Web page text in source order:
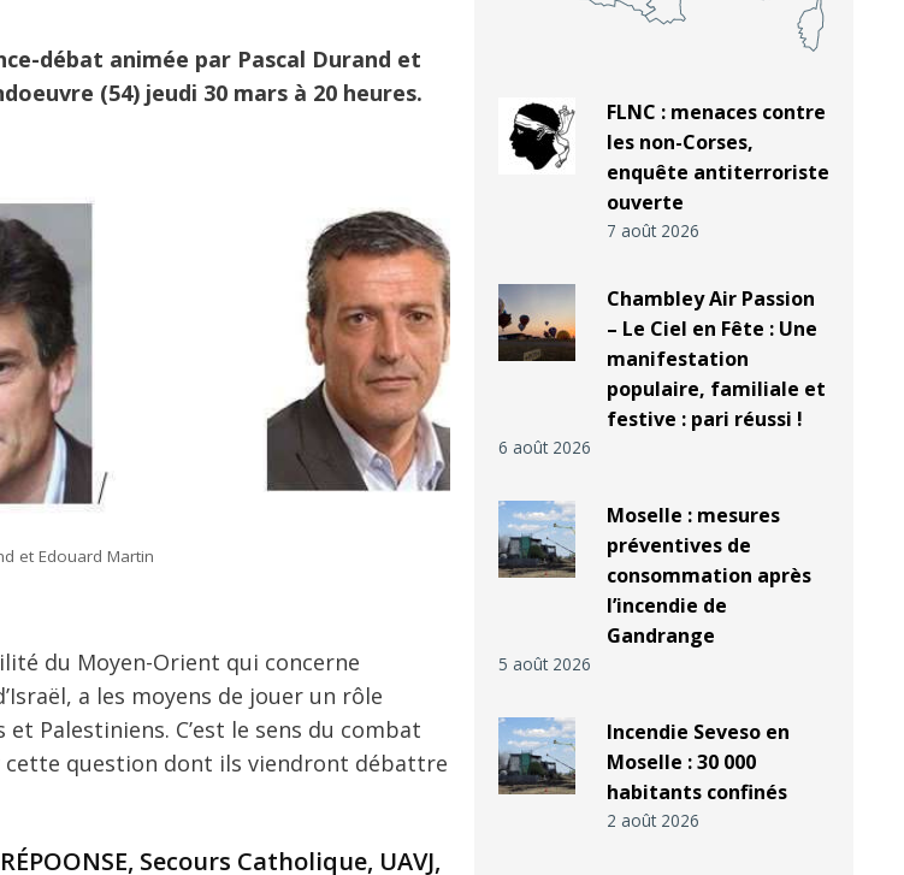
débat animée par Pascal Durand et
(54) jeudi 30 mars à 20 heures.
et Edouard Martin
du Moyen-Orient qui concerne
a les moyens de jouer un rôle
Palestiniens. C’est le sens du combat
cette question dont ils viendront débattre
Secours Catholique, UAVJ,
FLNC : menaces contre
les non-Corses,
enquête antiterroriste
ouverte
7 août 2026
Chambley Air Passion
– Le Ciel en Fête : Une
manifestation
populaire, familiale et
festive : pari réussi !
6 août 2026
Moselle : mesures
préventives de
consommation après
l’incendie de
Gandrange
5 août 2026
Incendie Seveso en
Moselle : 30 000
habitants confinés
2 août 2026